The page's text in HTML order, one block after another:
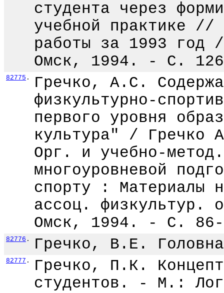
студента через
учебной практике
работы за 1993
Омск, 1994. - С.
82775 .
Гречко, А.С.
физкультурно-
первого уровня
культура" /
Орг. и учебно-
многоуровневой
спорту : Материалы
ассоц. физкультур.
Омск, 1994. - С.
82776 . Гречко, В.Е.
82777 .
Гречко, П.К.
студентов. - М.: